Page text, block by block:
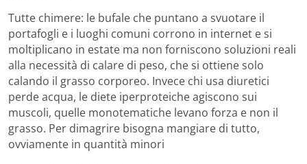
Tutte chimere: le bufale che puntano a svuotare il
portafogli e i luoghi comuni corrono in internet e si
moltiplicano in estate ma non forniscono soluzioni reali
alla necessità di calare di peso, che si ottiene solo
calando il grasso corporeo. Invece chi usa diuretici
perde acqua, le diete iperproteiche agiscono sui
muscoli, quelle monotematiche levano forza e non il
grasso. Per dimagrire bisogna mangiare di tutto,
ovviamente in quantità minori